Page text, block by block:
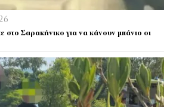
στο Σαρακήνικο για να κάνουν μπάνιο οι